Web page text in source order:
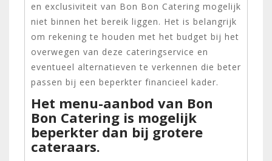
en exclusiviteit van Bon Bon Catering mogelijk
niet binnen het bereik liggen. Het is belangrijk
om rekening te houden met het budget bij het
overwegen van deze cateringservice en
eventueel alternatieven te verkennen die beter
passen bij een beperkter financieel kader.
Het menu-aanbod van Bon
Bon Catering is mogelijk
beperkter dan bij grotere
cateraars.